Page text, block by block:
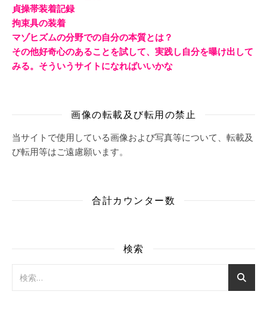
貞操帯装着記録
拘束具の装着
マゾヒズムの分野での自分の本質とは？
その他好奇心のあることを試して、実践し自分を曝け出して
みる。そういうサイトになればいいかな
画像の転載及び転用の禁止
当サイトで使用している画像および写真等について、転載及
び転用等はご遠慮願います。
合計カウンター数
検索